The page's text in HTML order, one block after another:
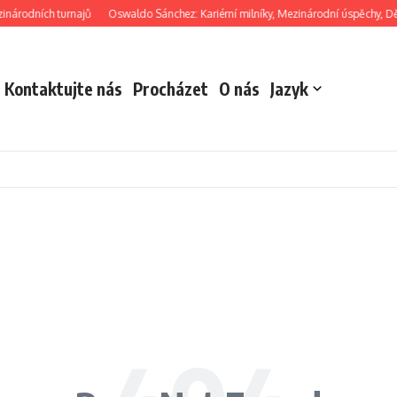
turnajů Oswaldo Sánchez: Kariérní milníky, Mezinárodní úspěchy,
Kontaktujte nás Procházet O nás Jazyk